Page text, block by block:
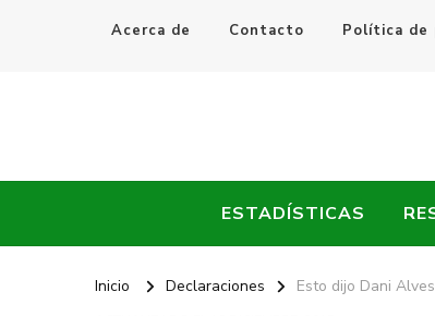
Acerca de Contacto Política de
Every Fútbol
ESTADÍSTICAS
Inicio Declaraciones Esto dijo Dani